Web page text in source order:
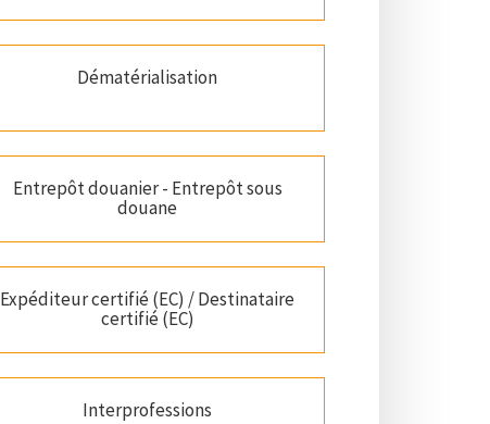
Dématérialisation
Entrepôt douanier - Entrepôt sous
douane
Expéditeur certifié (EC) / Destinataire
certifié (EC)
Interprofessions